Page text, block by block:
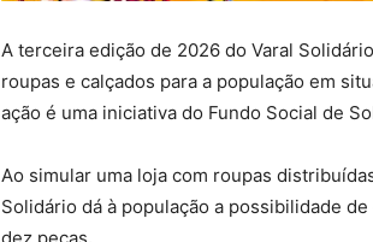
A terceira edição de 2026 do Varal
roupas e calçados para a população em
ação é uma iniciativa do Fundo Social de
Ao simular uma loja com roupas
Solidário dá à população a possibilidade
dez peças.